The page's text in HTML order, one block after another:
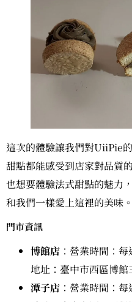
這次的體驗讓我們對UiiPie
甜點都能感受到店家對品質
也想要體驗法式甜點的魅力
和我們一樣愛上這裡的美味。
門市資訊
博館店 ：營業時間：
地址：臺中市西區博館
潭子店 ：營業時間：